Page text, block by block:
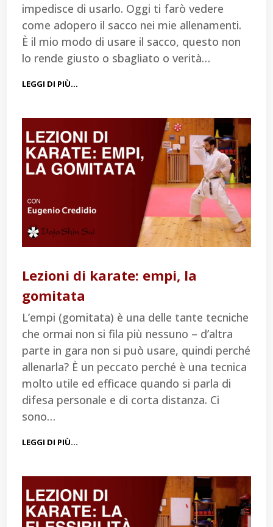
impedisce di usarlo. Oggi ti farò vedere
come adopero il sacco nei mie allenamenti.
È il mio modo di usare il sacco, questo non
lo rende giusto o sbagliato o verità…
LEGGI DI PIÙ…
Lezioni di karate: empi, la
gomitata
L’empi (gomitata) è una delle tante tecniche
che ormai non si fila più nessuno – d’altra
parte in gara non si può usare, quindi perché
allenarla? È un peccato perché è una tecnica
molto utile ed efficace quando si parla di
difesa personale e di corta distanza. Ci
sono…
LEGGI DI PIÙ…